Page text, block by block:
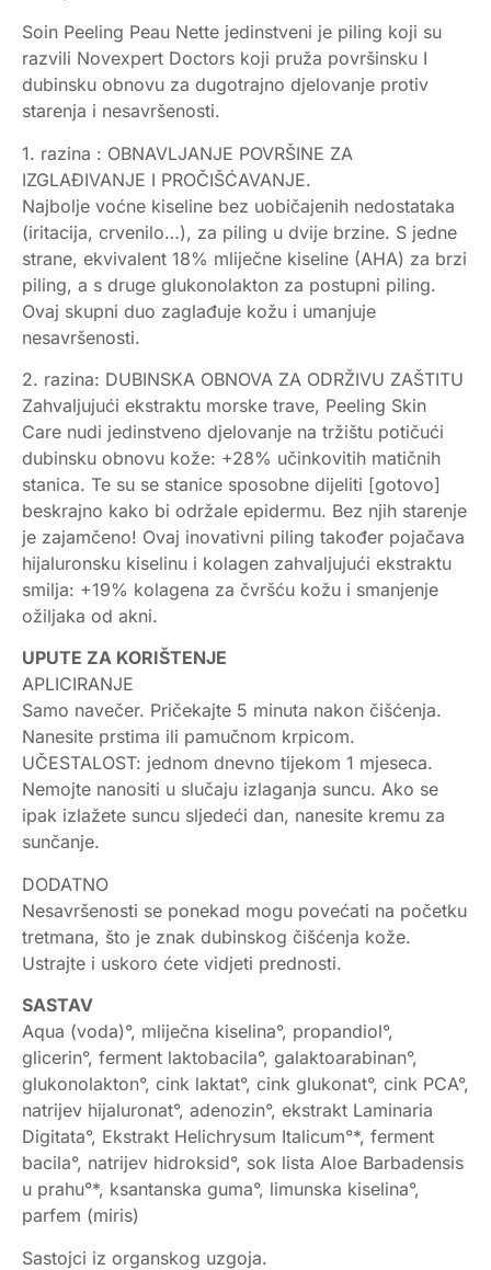
Soin Peeling Peau Nette jedinstveni je piling koji su
razvili Novexpert Doctors koji pruža površinsku I
dubinsku obnovu za dugotrajno djelovanje protiv
starenja i nesavršenosti.
1. razina : OBNAVLJANJE POVRŠINE ZA
IZGLAĐIVANJE I PROČIŠĆAVANJE.
Najbolje voćne kiseline bez uobičajenih nedostataka
(iritacija, crvenilo…), za piling u dvije brzine. S jedne
strane, ekvivalent 18% mliječne kiseline (AHA) za brzi
piling, a s druge glukonolakton za postupni piling.
Ovaj skupni duo zaglađuje kožu i umanjuje
nesavršenosti.
2. razina: DUBINSKA OBNOVA ZA ODRŽIVU ZAŠTITU
Zahvaljujući ekstraktu morske trave, Peeling Skin
Care nudi jedinstveno djelovanje na tržištu potičući
dubinsku obnovu kože: +28% učinkovitih matičnih
stanica. Te su se stanice sposobne dijeliti [gotovo]
beskrajno kako bi održale epidermu. Bez njih starenje
je zajamčeno! Ovaj inovativni piling također pojačava
hijaluronsku kiselinu i kolagen zahvaljujući ekstraktu
smilja: +19% kolagena za čvršću kožu i smanjenje
ožiljaka od akni.
UPUTE ZA KORIŠTENJE
APLICIRANJE
Samo navečer. Pričekajte 5 minuta nakon čišćenja.
Nanesite prstima ili pamučnom krpicom.
UČESTALOST: jednom dnevno tijekom 1 mjeseca.
Nemojte nanositi u slučaju izlaganja suncu. Ako se
ipak izlažete suncu sljedeći dan, nanesite kremu za
sunčanje.
DODATNO
Nesavršenosti se ponekad mogu povećati na početku
tretmana, što je znak dubinskog čišćenja kože.
Ustrajte i uskoro ćete vidjeti prednosti.
SASTAV
Aqua (voda)°, mliječna kiselina°, propandiol°,
glicerin°, ferment laktobacila°, galaktoarabinan°,
glukonolakton°, cink laktat°, cink glukonat°, cink PCA°,
natrijev hijaluronat°, adenozin°, ekstrakt Laminaria
Digitata°, Ekstrakt Helichrysum Italicum°*, ferment
bacila°, natrijev hidroksid°, sok lista Aloe Barbadensis
u prahu°*, ksantanska guma°, limunska kiselina°,
parfem (miris)
Sastojci iz organskog uzgoja.